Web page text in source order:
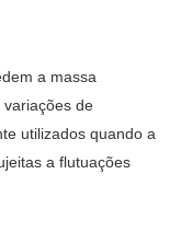
a massa
de
utilizados quando a
a flutuações